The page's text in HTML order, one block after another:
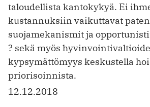
taloudellista ­kantokykyä. Ei
kustannuksiin vaikuttavat
suojamekanismit ja
? sekä myös
kypsymättömyys keskustella
priorisoinnista.
12.12.2018